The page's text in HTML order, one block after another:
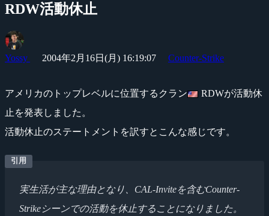
RDW活動休止
Yossy 2004年2月16日(月) 16:19:07 Counter-Strike
アメリカのトップレベルに位置するクラン
RDWが活動休
止を発表しました。
活動休止のステートメントを訳すとこんな感じです。
実生活が主な理由となり、CAL-Inviteを含むCounter-
Strikeシーンでの活動を休止することになりました。